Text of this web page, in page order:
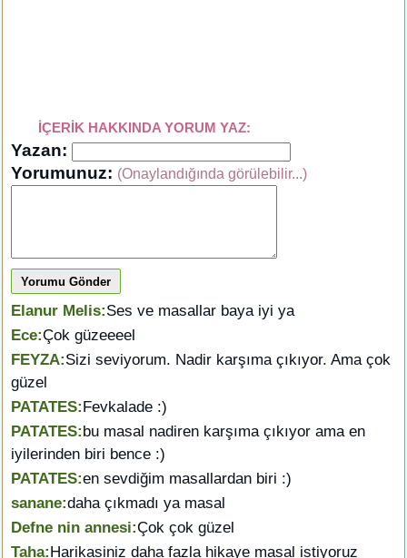
İÇERİK HAKKINDA YORUM YAZ:
Yazan:
Yorumunuz: (Onaylandığında görülebilir...)
Yorumu Gönder
Elanur Melis:Ses ve masallar baya iyi ya
Ece:Çok güzeeeel
FEYZA:Sizi seviyorum. Nadir karşıma çıkıyor. Ama çok
güzel
PATATES:Fevkalade :)
PATATES:bu masal nadiren karşıma çıkıyor ama en
iyilerinden biri bence :)
PATATES:en sevdiğim masallardan biri :)
sanane:daha çıkmadı ya masal
Defne nin annesi:Çok çok güzel
Taha:Harikasiniz daha fazla hikaye masal istiyoruz